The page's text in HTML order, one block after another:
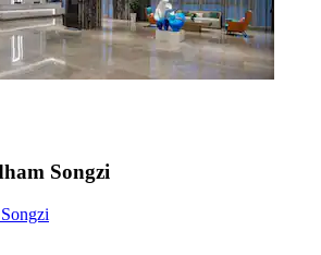
Songzi